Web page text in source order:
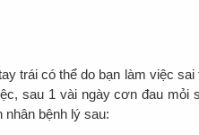
trái có thể do bạn làm việc
sau 1 vài ngày cơn đau mỏi
nhân bệnh lý sau: